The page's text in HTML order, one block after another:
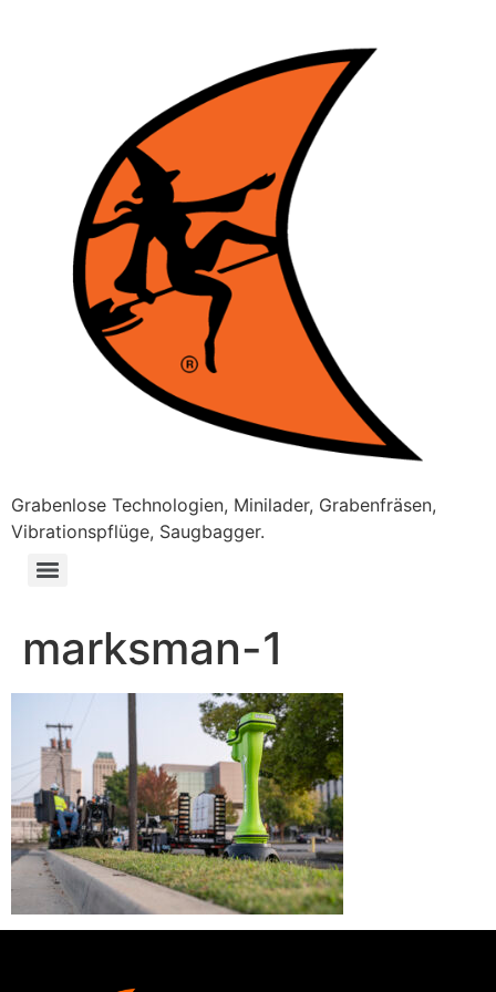
Grabenlose Technologien, Minilader, Grabenfräsen,
Vibrationspflüge, Saugbagger.
marksman-1